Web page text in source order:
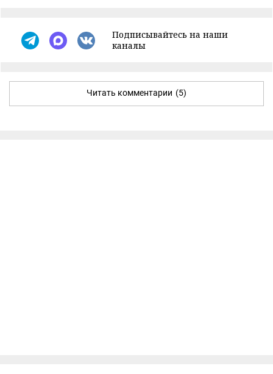
Подписывайтесь на наши
каналы
Читать комментарии (5)